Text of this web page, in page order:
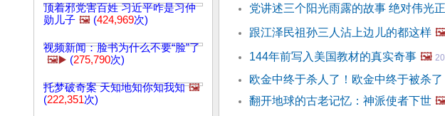
顶着邪党害百姓 习近平咋是习仲
勋儿子 🖼️ (424,969次)
视频新闻：脸书为什么不要“脸”了
🖼️▶️ (275,790次)
托梦破奇案 天知地知你知我知 🖼️
(222,351次)
党讲述三个阳光雨露的故事 绝对伟光正
跟江泽民祖孙三人沾上边儿的都这样
144年前写入美国教材的真实奇事 🖼️
欧金中终于杀人了！欧金中终于被杀
翻开地球的古老记忆：神派使者下世